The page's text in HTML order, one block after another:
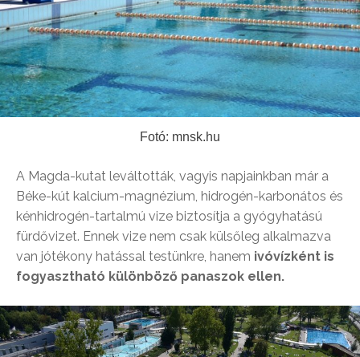
Fotó: mnsk.hu
A Magda-kutat leváltották, vagyis napjainkban már a
Béke-kút kalcium-magnézium, hidrogén-karbonátos és
kénhidrogén-tartalmú vize biztosítja a gyógyhatású
fürdővizet. Ennek vize nem csak külsőleg alkalmazva
van jótékony hatással testünkre, hanem ivóvízként is
fogyasztható különböző panaszok ellen.